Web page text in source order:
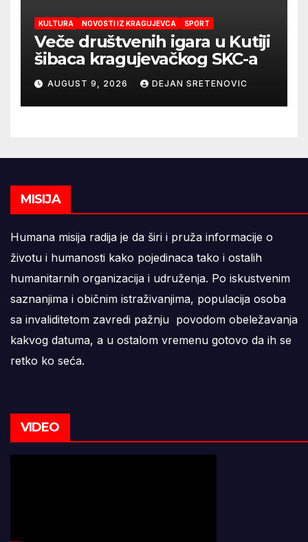
KULTURA NOVOSTI IZ KRAGUJEVCA SPORT
Veče društvenih igara u Kutiji
šibaca kragujevačkog SKC-a
AUGUST 9, 2026 DEJAN SRETENOVIC
MISIJA
Humana misija radija je da širi i pruža informacije o
životu i humanosti kako pojedinaca tako i ostalih
humanitarnih organizacija i udruženja. Po iskustvenim
saznanjima i običnim istraživanjima, populacija osoba
sa invaliditetom zavredi pažnju povodom obeležavanja
kakvog datuma, a u ostalom vremenu gotovo da ih se
retko ko seća.
VIDEO